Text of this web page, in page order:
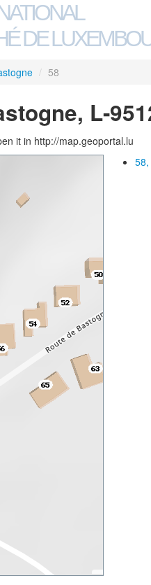
DE
/ 58
L-
it in http://map.geoportal.lu